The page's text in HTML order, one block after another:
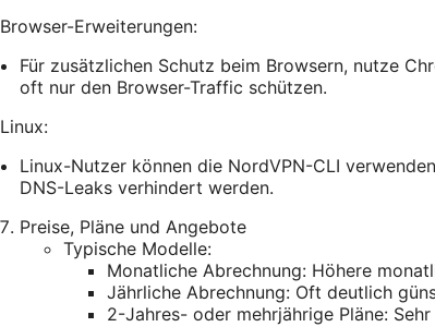
Browser-Erweiterungen:
Für zusätzlichen Schutz beim Browsern, nutze
oft nur den Browser-Traffic schützen.
Linux:
Linux-Nutzer können die NordVPN-CLI
DNS-Leaks verhindert werden.
Preise, Pläne und Angebote
Typische Modelle:
Monatliche Abrechnung: Höhere
Jährliche Abrechnung: Oft deutlich
2-Jahres- oder mehrjährige Pläne: